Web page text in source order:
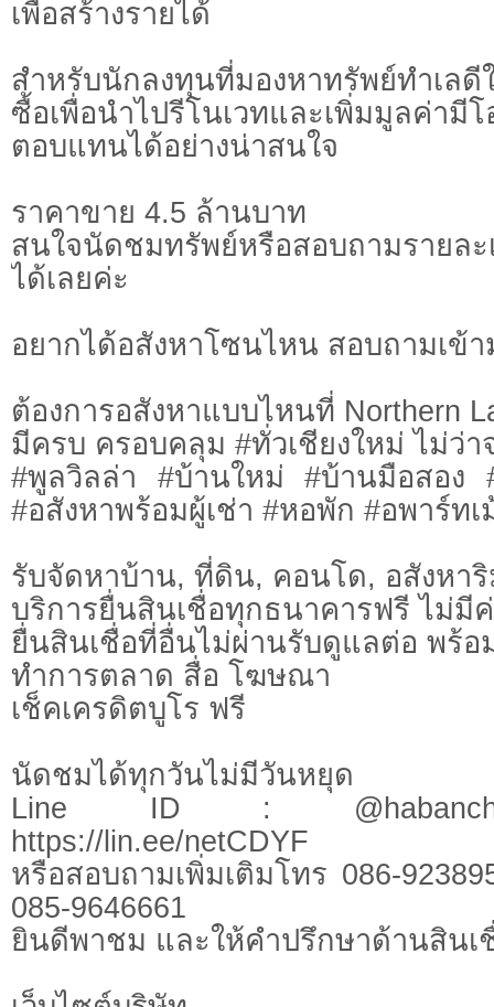
เพื่อสร้างรายได้
สำหรับนักลงทุนที่มองหาทรัพย์ทำเ
ซื้อเพื่อนำไปรีโนเวทและเพิ่มมูลค่ามี
ตอบแทนได้อย่างน่าสนใจ
ราคาขาย 4.5 ล้านบาท
สนใจนัดชมทรัพย์หรือสอบถามรายละ
ได้เลยค่ะ
อยากได้อสังหาโซนไหน สอบถามเข้า
ต้องการอสังหาแบบไหนที่ Northern
มีครบ ครอบคลุม #ทั่วเชียงใหม่ ไม่ว่า
#พูลวิลล่า #บ้านใหม่ #บ้านมือสอง
#อสังหาพร้อมผู้เช่า #หอพัก #อพาร์ท
รับจัดหาบ้าน, ที่ดิน, คอนโด, อสังหา
บริการยื่นสินเชื่อทุกธนาคารฟรี ไม่มี
ยื่นสินเชื่อที่อื่นไม่ผ่านรับดูแลต่อ พร้อ
ทำการตลาด สื่อ โฆษณา
เช็คเครดิตบูโร ฟรี
นัดชมได้ทุกวันไม่มีวันหยุด
Line ID :
https://lin.ee/netCDYF
หรือสอบถามเพิ่มเติมโทร 086-
085-9646661
ยินดีพาชม และให้คำปรึกษาด้านสินเ